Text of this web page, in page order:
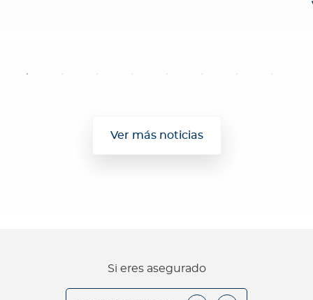
Ver más noticias
Si eres asegurado